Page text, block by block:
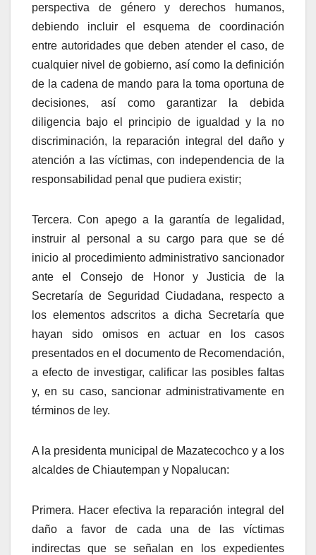
perspectiva de género y derechos humanos,
debiendo incluir el esquema de coordinación
entre autoridades que deben atender el caso, de
cualquier nivel de gobierno, así como la definición
de la cadena de mando para la toma oportuna de
decisiones, así como garantizar la debida
diligencia bajo el principio de igualdad y la no
discriminación, la reparación integral del daño y
atención a las víctimas, con independencia de la
responsabilidad penal que pudiera existir;
Tercera. Con apego a la garantía de legalidad,
instruir al personal a su cargo para que se dé
inicio al procedimiento administrativo sancionador
ante el Consejo de Honor y Justicia de la
Secretaría de Seguridad Ciudadana, respecto a
los elementos adscritos a dicha Secretaría que
hayan sido omisos en actuar en los casos
presentados en el documento de Recomendación,
a efecto de investigar, calificar las posibles faltas
y, en su caso, sancionar administrativamente en
términos de ley.
A la presidenta municipal de Mazatecochco y a los
alcaldes de Chiautempan y Nopalucan:
Primera. Hacer efectiva la reparación integral del
daño a favor de cada una de las víctimas
indirectas que se señalan en los expedientes